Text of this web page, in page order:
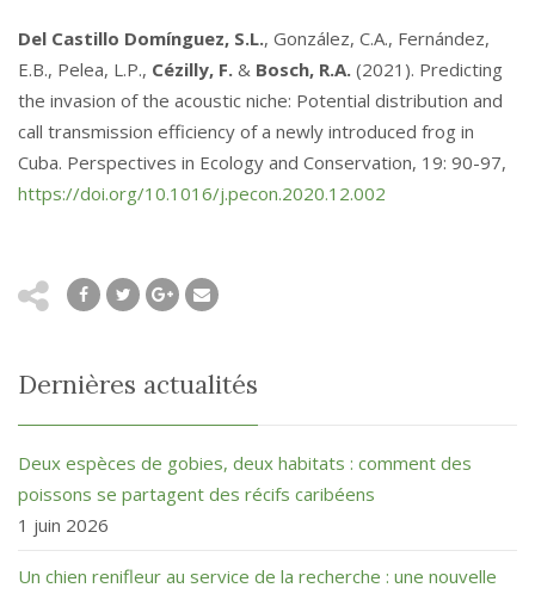
Del Castillo Domínguez, S.L., González, C.A., Fernández,
E.B., Pelea, L.P., Cézilly, F. & Bosch, R.A. (2021). Predicting
the invasion of the acoustic niche: Potential distribution and
call transmission efficiency of a newly introduced frog in
Cuba. Perspectives in Ecology and Conservation, 19: 90-97,
https://doi.org/10.1016/j.pecon.2020.12.002
Dernières actualités
Deux espèces de gobies, deux habitats : comment des
poissons se partagent des récifs caribéens
1 juin 2026
Un chien renifleur au service de la recherche : une nouvelle